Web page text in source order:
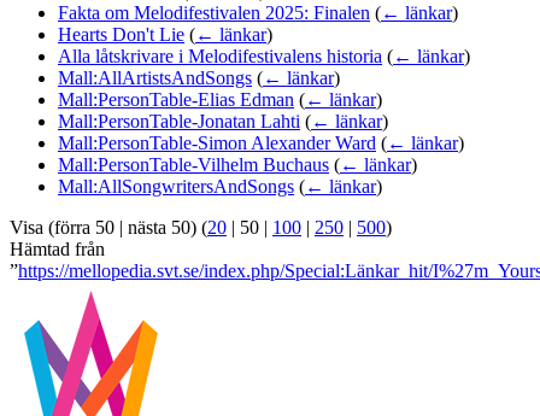
Fakta om Melodifestivalen 2025: Finalen (← länkar)
Hearts Don't Lie (← länkar)
Alla låtskrivare i Melodifestivalens historia (← länkar)
Mall:AllArtistsAndSongs (← länkar)
Mall:PersonTable-Elias Edman (← länkar)
Mall:PersonTable-Jonatan Lahti (← länkar)
Mall:PersonTable-Simon Alexander Ward (← länkar)
Mall:PersonTable-Vilhelm Buchaus (← länkar)
Mall:AllSongwritersAndSongs (← länkar)
Visa (förra 50 | nästa 50) (20 | 50 | 100 | 250 | 500)
Hämtad från
”https://mellopedia.svt.se/index.php/Special:Länkar_hit/